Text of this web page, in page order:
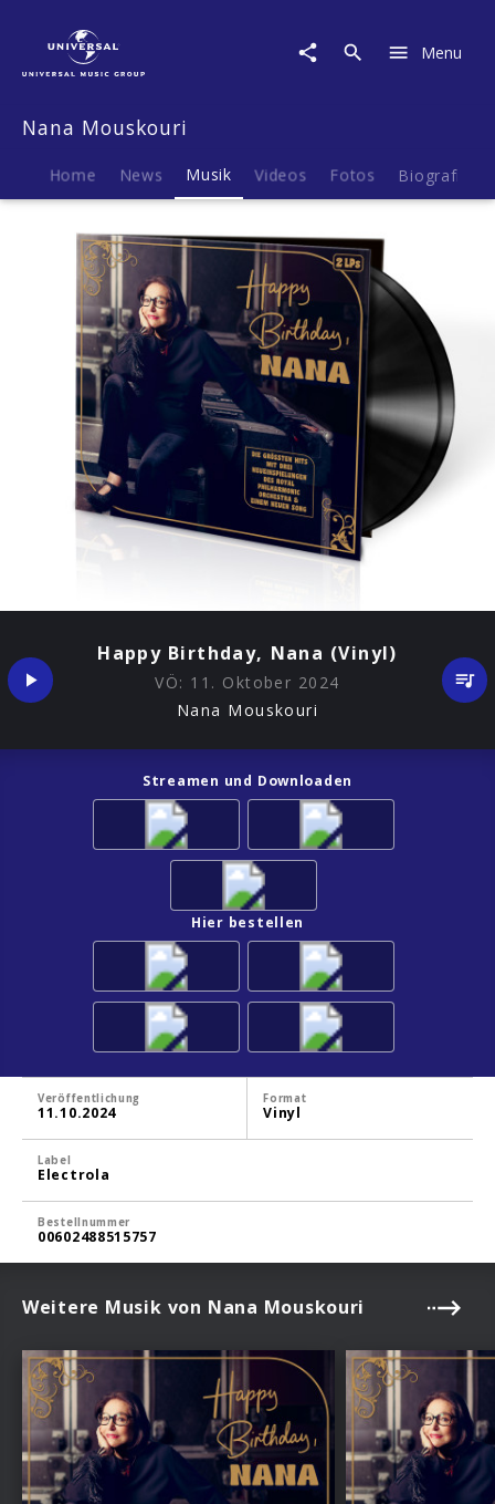
Mouskouri
Musik
Happy
(Vinyl)
Menu
Nana Mouskouri
Home News Musik Videos Fotos Biografie
Happy Birthday, Nana (Vinyl)
VÖ: 11. Oktober 2024
Nana Mouskouri
Streamen und Downloaden
Hier bestellen
Veröffentlichung
11.10.2024
Format
Vinyl
Label
Electrola
Bestellnummer
00602488515757
Weitere Musik von Nana Mouskouri